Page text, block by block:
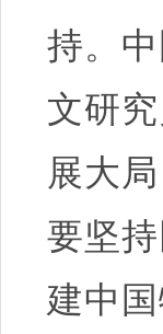
持。
文研
展大
要坚
建中